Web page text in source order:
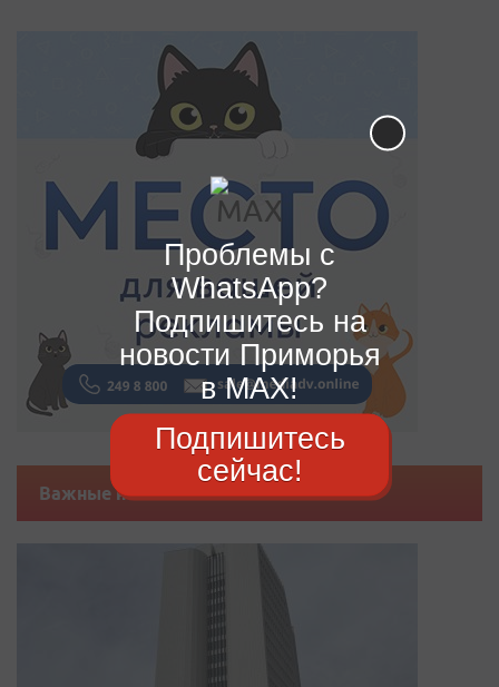
Важные новости
Проблемы с
WhatsApp?
Подпишитесь на
новости Приморья
в MAX!
Подпишитесь
сейчас!